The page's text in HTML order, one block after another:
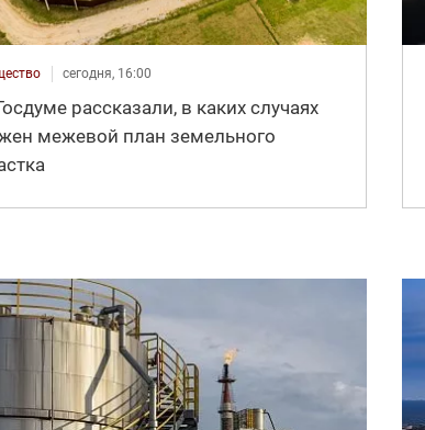
сегодня, 16:00
рассказали, в каких случаях
межевой план земельного